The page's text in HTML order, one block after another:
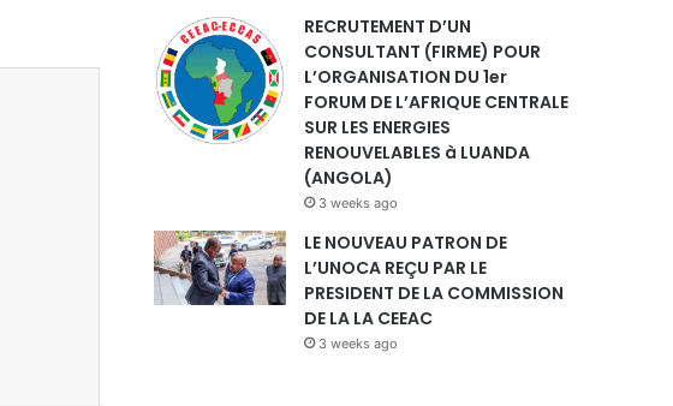
RECRUTEMENT D’UN
CONSULTANT (FIRME) POUR
L’ORGANISATION DU 1er
FORUM DE L’AFRIQUE CENTRALE
SUR LES ENERGIES
RENOUVELABLES à LUANDA
(ANGOLA)
3 weeks ago
LE NOUVEAU PATRON DE
L’UNOCA REÇU PAR LE
PRESIDENT DE LA COMMISSION
DE LA LA CEEAC
3 weeks ago